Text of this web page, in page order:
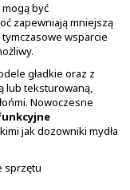
być
zapewniają mniejszą
wsparcie
gładkie oraz z
lub teksturowaną,
Nowoczesne
jak dozowniki mydła
sprzętu